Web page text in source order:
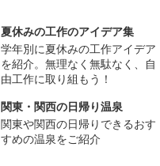
夏休みの工作のアイデア集
学年別に夏休みの工作アイデア
を紹介。無理なく無駄なく、自
由工作に取り組もう！
関東・関西の日帰り温泉
関東や関西の日帰りできるおす
すめの温泉をご紹介